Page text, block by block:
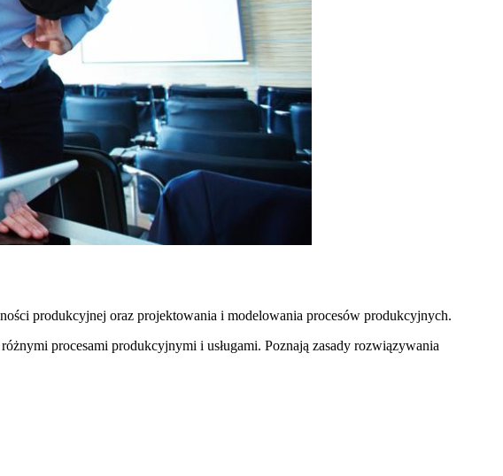
produkcyjnej oraz projektowania i modelowania procesów produkcyjnych.
procesami produkcyjnymi i usługami. Poznają zasady rozwiązywania